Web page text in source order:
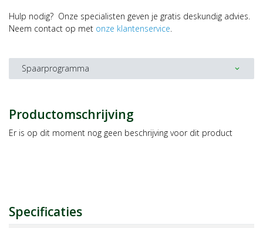
Hulp nodig? Onze specialisten geven je gratis deskundig advies.
Neem contact op met onze klantenservice.
Spaarprogramma expand_more
Productomschrijving
Er is op dit moment nog geen beschrijving voor dit product
Specificaties